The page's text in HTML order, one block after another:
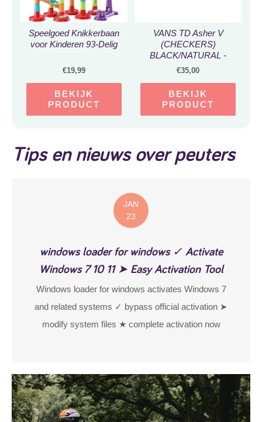
Speelgoed Knikkerbaan
voor Kinderen 93-Delig
€19,99
BEKIJK
PRODUCT
VANS TD Asher V
(CHECKERS)
BLACK/NATURAL -
Maat 26
€35,00
BEKIJK
PRODUCT
Tips en nieuws over peuters
JAN
23
windows loader for windows ✓ Activate
Windows 7 10 11 ➤ Easy Activation Tool
Windows loader for windows activates Windows 7
and related systems ✓ bypass official activation ➤
modify system files ★ complete activation now